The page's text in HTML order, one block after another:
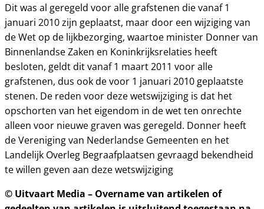
Dit was al geregeld voor alle grafstenen die vanaf 1
januari 2010 zijn geplaatst, maar door een wijziging van
de Wet op de lijkbezorging, waartoe minister Donner van
Binnenlandse Zaken en Koninkrijksrelaties heeft
besloten, geldt dit vanaf 1 maart 2011 voor alle
grafstenen, dus ook de voor 1 januari 2010 geplaatste
stenen. De reden voor deze wetswijziging is dat het
opschorten van het eigendom in de wet ten onrechte
alleen voor nieuwe graven was geregeld. Donner heeft
de Vereniging van Nederlandse Gemeenten en het
Landelijk Overleg Begraafplaatsen gevraagd bekendheid
te willen geven aan deze wetswijziging
© Uitvaart Media – Overname van artikelen of